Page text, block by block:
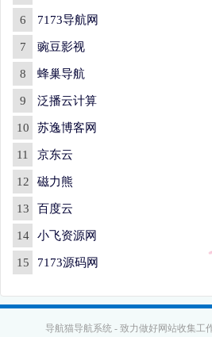
6 7173导航网
7 豌豆影视
8 蜂巢导航
9 泛播云计算
10 苏逸博客网
11 京东云
12 磁力熊
13 百度云
14 小飞资源网
15 7173源码网
导航猫导航系统 - 致力做好网站收集工